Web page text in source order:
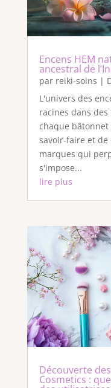
Encens HEM
ancestral de
par reiki-soins |
L'univers des
racines dans
chaque
savoir-faire et
marques qui
s'impose...
lire plus
Découverte
Cosmetics :